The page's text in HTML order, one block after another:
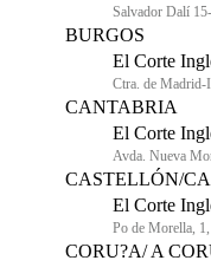
Salvador Dalí
BURGOS
El Corte
Ctra. de
CANTABRIA
El Corte
Avda. Nueva
CASTELLÓN/
El Corte
Po de Morella,
CORU?A/ A